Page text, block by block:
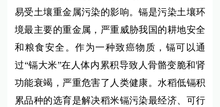
易受土壤重金属污染的影响。镉是污染土壤环
境最主要的重金属，严重威胁我国的耕地安全
和粮食安全。作为一种致癌物质，镉可以通
过“镉大米”在人体内累积导致人骨骼变脆和肾
功能衰竭，严重危害了人类健康。水稻低镉积
累品种的选育是解决稻米镉污染最经济、可行